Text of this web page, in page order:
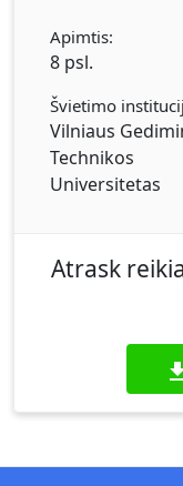
Apimtis:
8 psl.
Švietimo
Vilniaus
Technikos
Universitetas
Atrask